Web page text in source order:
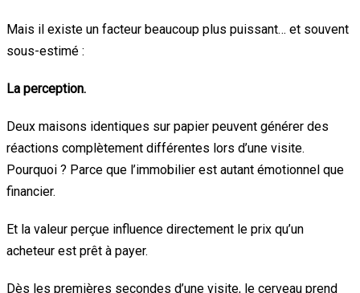
Mais il existe un facteur beaucoup plus puissant… et souvent
sous-estimé :
La perception.
Deux maisons identiques sur papier peuvent générer des
réactions complètement différentes lors d’une visite.
Pourquoi ? Parce que l’immobilier est autant émotionnel que
financier.
Et la valeur perçue influence directement le prix qu’un
acheteur est prêt à payer.
Dès les premières secondes d’une visite, le cerveau prend